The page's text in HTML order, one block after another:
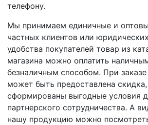
телефону.
Мы принимаем единичные и
частных клиентов или
удобства покупателей товар из
магазина можно оплатить
безналичным способом. При
может быть предоставлена
сформированы выгодные условия
партнерского сотрудничества. А
нашу продукцию можно